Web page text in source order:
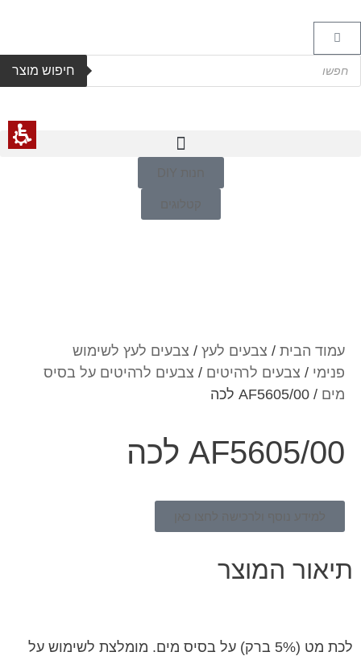
חיפוש מוצר
חנות DIY
קטלוגים
עמוד הבית / צבעים לעץ / צבעים לעץ לשימוש
פנימי / צבעים לרהיטים / צבעים לרהיטים על בסיס
מים / AF5605/00 לכה
AF5605/00 לכה
למידע נוסף ולרכישה לחצו כאן
תיאור המוצר
לכת מט (5% ברק) על בסיס מים. מומלצת לשימוש על